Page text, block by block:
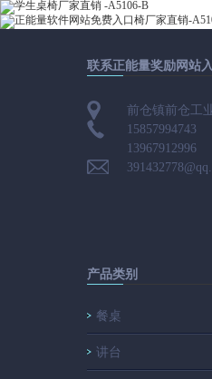
联系正能量奖励网站
前仓镇前仓工
15857994743
13967912996
产品类别
餐桌
讲台